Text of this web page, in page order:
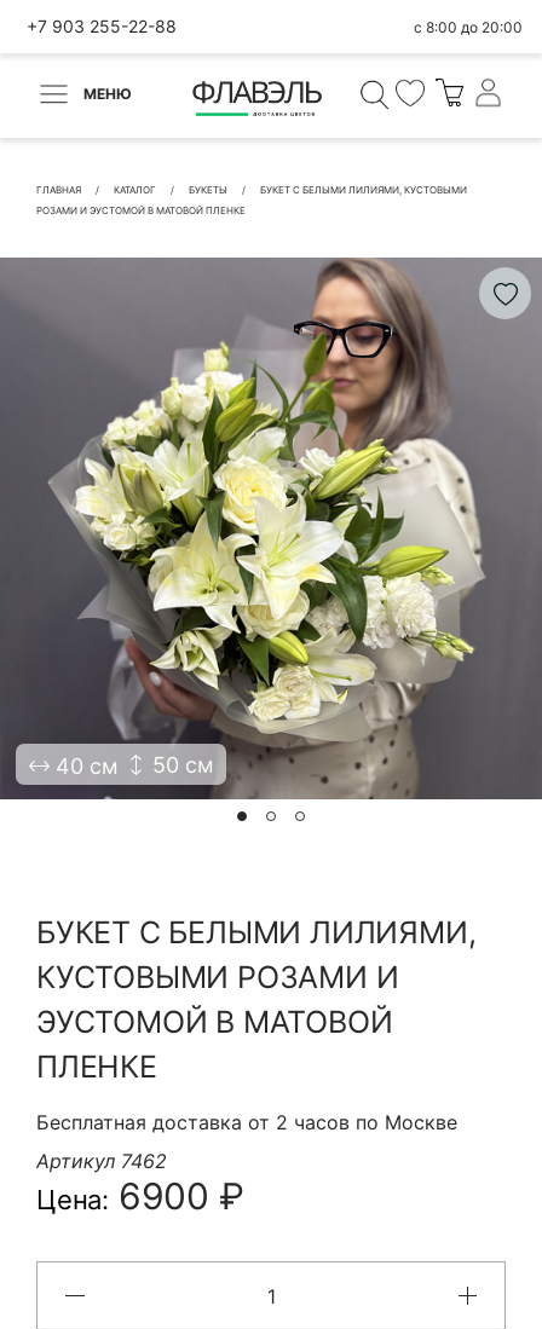
+7 903 255-22-88 с 8:00 до 20:00
МЕНЮ
ГЛАВНАЯ КАТАЛОГ БУКЕТЫ
БУКЕТ С БЕЛЫМИ ЛИЛИЯМИ, КУСТОВЫМИ
РОЗАМИ И ЭУСТОМОЙ В МАТОВОЙ ПЛЕНКЕ
40 см 50 см
БУКЕТ С БЕЛЫМИ ЛИЛИЯМИ,
КУСТОВЫМИ РОЗАМИ И
ЭУСТОМОЙ В МАТОВОЙ
ПЛЕНКЕ
Бесплатная доставка от 2 часов по Москве
Артикул 7462
Цена: 6900 ₽
ВЕРНУТЬСЯ
Быстрая покупка
КОНТАКТНЫЕ ДАННЫЕ
БЫСТРАЯ ПОКУПКА
Я принимаю Политику конфиденциальности и
Правила использования сайта ФЛАВЭЛЬ. Мы не
продаем ваши данные и храним их в безопасности